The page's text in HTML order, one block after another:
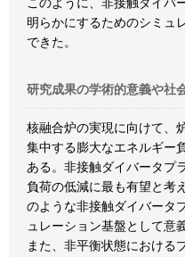
明らかにするためのシミュ
できた。
研究成果の学術的意義や社
核融合炉の実現に向けて、
集中する膨大なエネルギー
ある。非接触ダイバータプ
負荷の低減に最も有望と考
のような非接触ダイバータ
ュレーション基盤として意
また、非平衡状態における